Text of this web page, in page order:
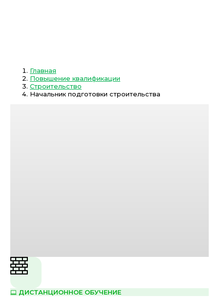
Главная
Повышение квалификации
Строительство
Начальник подготовки строительства
ДИСТАНЦИОННОЕ ОБУЧЕНИЕ